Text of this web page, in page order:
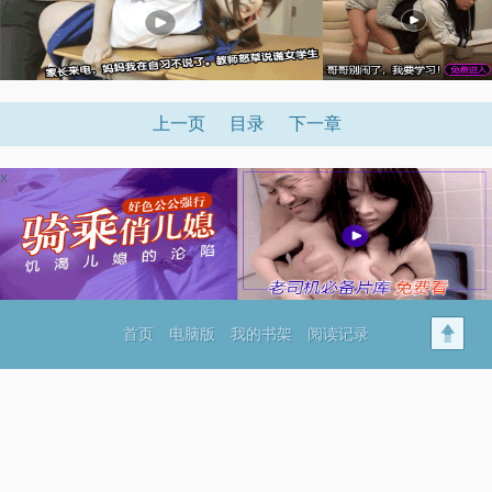
上一页 目录 下一章
x
首页 电脑版 我的书架 阅读记录